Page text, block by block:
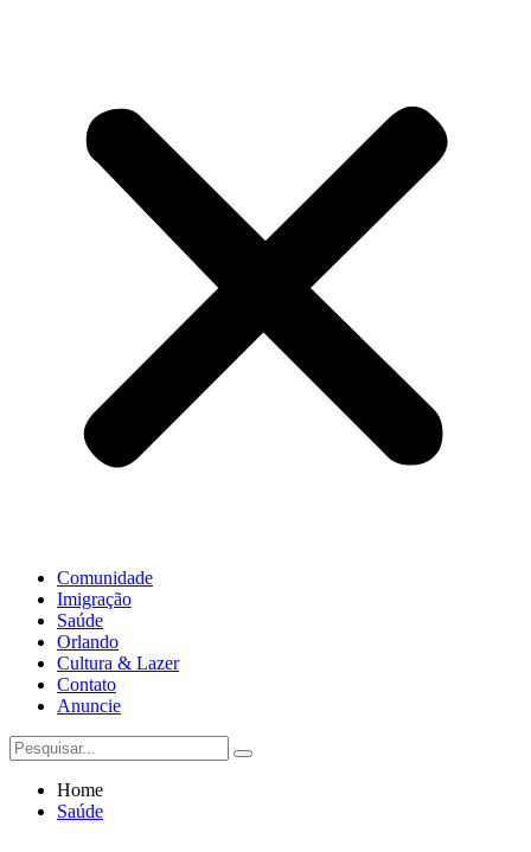
Comunidade
Imigração
Saúde
Orlando
Cultura & Lazer
Contato
Anuncie
Home
Saúde